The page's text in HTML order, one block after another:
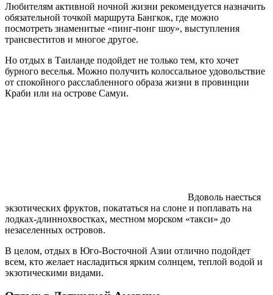
Любителям активной ночной жизни рекомендуется назначить
обязательной точкой маршрута Бангкок, где можно
посмотреть знаменитые «пинг-понг шоу», выступления
трансвеститов и многое другое.
Но отдых в Таиланде подойдет не только тем, кто хочет
бурного веселья. Можно получить колоссальное удовольствие
от спокойного расслабленного образа жизни в провинции
Краби или на острове Самуи.
Вдоволь наесться
экзотических фруктов, покататься на слоне и поплавать на
лодках-длиннохвостках, местном морском «такси» до
незаселенных островов.
В целом, отдых в Юго-Восточной Азии отлично подойдет
всем, кто желает насладиться ярким солнцем, теплой водой и
экзотическими видами.